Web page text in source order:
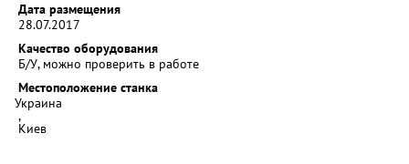
Дата размещения
28.07.2017
Качество оборудования
Б/У, можно проверить в работе
Местоположение станка
Украина
,
Киев